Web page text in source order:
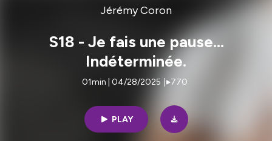
Jérémy Coron
S18 - Je fais une pause...
Indéterminée.
01min | 04/28/2025 770
PLAY